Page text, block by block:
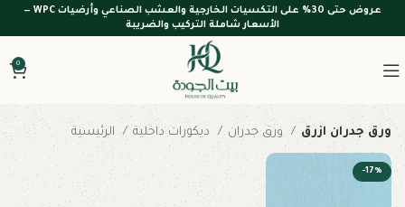
عروض حتى 30% على التكسيات الخارجية والعشب الصناعي وأرضيات WPC —
الأسعار شاملة التركيب والضريبة
0
ورق جدران ورق جدران ازرق
-17%